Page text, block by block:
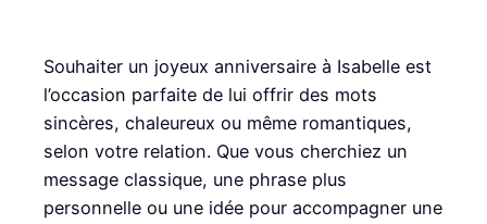
Souhaiter un joyeux anniversaire à Isabelle est
l’occasion parfaite de lui offrir des mots
sincères, chaleureux ou même romantiques,
selon votre relation. Que vous cherchiez un
message classique, une phrase plus
personnelle ou une idée pour accompagner une